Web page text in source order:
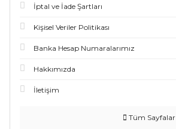
İptal ve İade Şartları
Kişisel Veriler Politikası
Banka Hesap Numaralarımız
Hakkımızda
İletişim
Tüm Sayfalar